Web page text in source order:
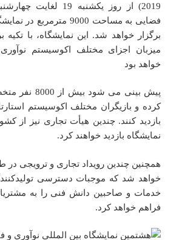
فضایی به مساحت 9000
برگزار خواهد شد. این نمایشگاه، با تکیه
میزبان اجزای مختلف اکوسیستم
خواهد بود
پیش بینی می
کرده و بازیگران مختلف اکوسیستم
بازدید کنند. چندین هیأت تجاری نیز از
نمایشگاه بازدید خواهند کرد.
همچنین چندین رویداد تجاری و ترویجی در
خواهد شد که موجبات دسترسی
خدمات و صاحبین دانش فنی را به
فراهم خواهد کرد.